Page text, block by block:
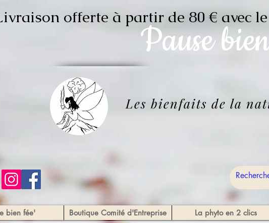
Pause
offerte à partir de 80 € avec
Les bienfaits de la
bien fée' Boutique Comité d'Entreprise La phyto en 2 clics